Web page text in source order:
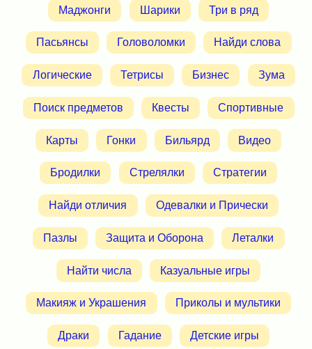
Маджонги Шарики Три в ряд
Пасьянсы Головоломки Найди слова
Логические Тетрисы Бизнес Зума
Поиск предметов Квесты Спортивные
Карты Гонки Бильярд Видео
Бродилки Стрелялки Стратегии
Найди отличия Одевалки и Прически
Пазлы Защита и Оборона Леталки
Найти числа Казуальные игры
Макияж и Украшения Приколы и мультики
Драки Гадание Детские игры